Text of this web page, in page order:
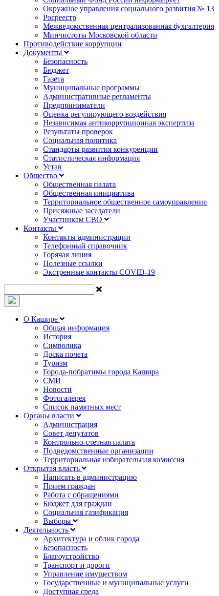
Окружное управления социального развития № 13
Росреестр
Межведомственная централизованная бухгалтерия
Минчистоты Московской области
Противодействие коррупции
Документы
Безопасность
Бюджет
Газета
Муниципальные программы
Административные регламенты
Предприниматели
Оценка регулирующего воздействия
Независимая антикоррупционная экспертиза
Результаты проверок
Социальная политика
Стандарты развития конкуренции
Статистическая информация
Устав
Общество
Общественная палата
Общественная инициатива
Территориальное общественное самоуправление
Присяжные заседатели
Участникам СВО
Контакты
Контакты администрации
Телефонный справочник
Горячая линия
Полезные ссылки
Экстренные контакты COVID-19
О Кашире
Общая информация
История
Символика
Доска почета
Туризм
Города-побратимы города Кашира
СМИ
Новости
Фотогалерея
Список памятных мест
Органы власти
Администрация
Совет депутатов
Контрольно-счетная палата
Подведомственные организации
Территориальная избирательная комиссия
Открытая власть
Написать в администрацию
Прием граждан
Работа с обращениями
Бюджет для граждан
Социальная газификация
Выборы
Деятельность
Архитектура и облик города
Безопасность
Благоустройство
Транспорт и дороги
Управление имуществом
Государственные и муниципальные услуги
Доступная среда